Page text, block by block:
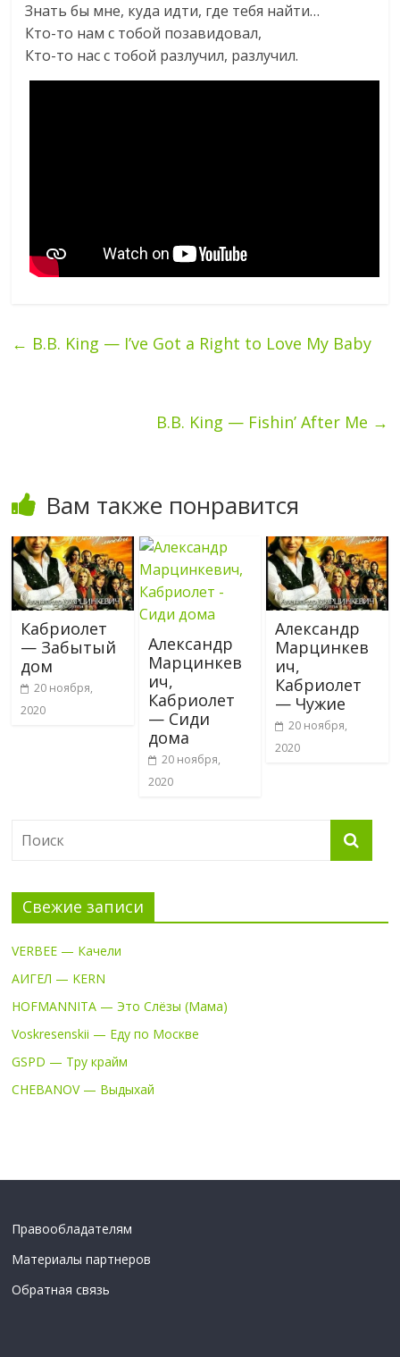
Знать бы мне, куда идти, где тебя найти…
Кто-то нам с тобой позавидовал,
Кто-то нас с тобой разлучил, разлучил.
← B.B. King — I’ve Got a Right to Love My Baby
B.B. King — Fishin’ After Me →
Вам также понравится
Кабриолет
— Забытый
дом
20 ноября,
2020
Александр
Марцинкев
ич,
Кабриолет
— Сиди
дома
20 ноября,
2020
Александр
Марцинкев
ич,
Кабриолет
— Чужие
20 ноября,
2020
Свежие записи
VERBEE — Качели
АИГЕЛ — KERN
HOFMANNITA — Это Слёзы (Мама)
Voskresenskii — Еду по Москве
GSPD — Тру крайм
CHEBANOV — Выдыхай
Правообладателям
Материалы партнеров
Обратная связь